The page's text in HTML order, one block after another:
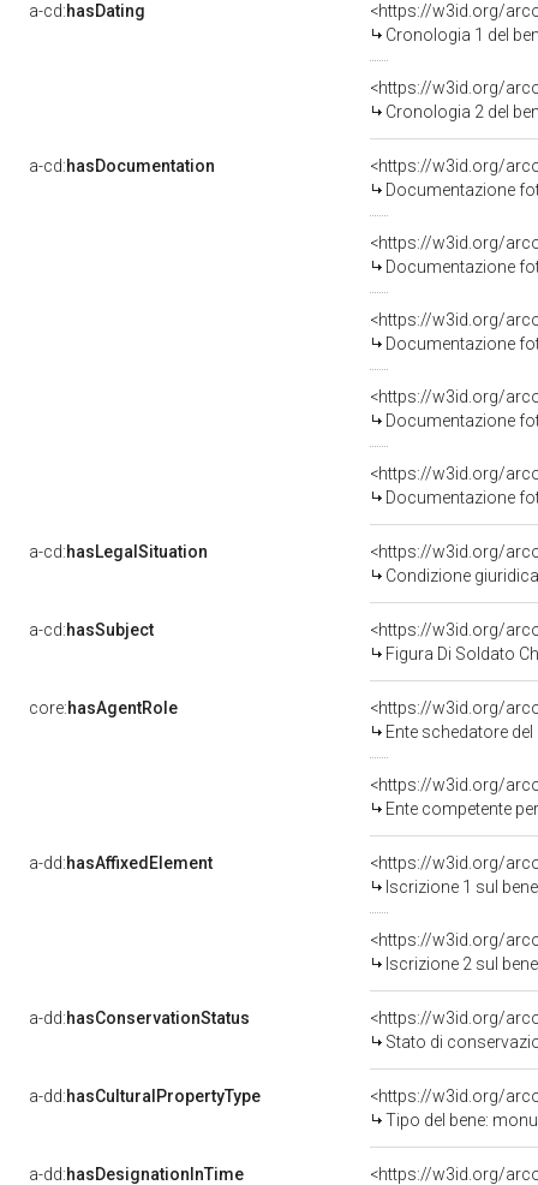
a-cd:hasDating
<https://w3id.org/
Cronologia 1 del
<https://w3id.org/
Cronologia 2 del
a-cd:hasDocumentation
Documentazione
Documentazione
Documentazione
Documentazione
Documentazione
a-cd:hasLegalSituation
Condizione
a-cd:hasSubject
<https://w3id.org/
Figura Di Soldato
core:hasAgentRole
<https://w3id.org/
Ente schedatore del bene
<https://w3id.org/
Ente competente per
a-dd:hasAffixedElement
<https://w3id.org/
Iscrizione 1 sul
<https://w3id.org/
Iscrizione 2 sul
a-dd:hasConservationStatus
<https://w3id.org/
Stato di
a-dd:hasCulturalPropertyType
<https://w3id.org/
Tipo del bene:
a-dd:hasDesignationInTime